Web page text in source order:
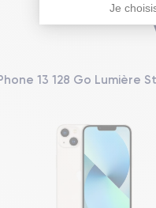
Je
13 128 Go Lumière